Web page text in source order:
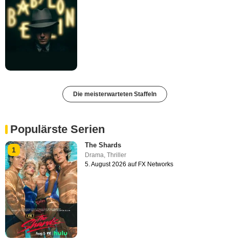
Die meisterwarteten Staffeln
Populärste Serien
1
The Shards
Drama,Thriller
5. August 2026 auf FX Networks